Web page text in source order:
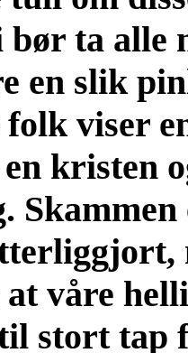
bør ta alle
en slik
viser
kristen
våre
stort tap